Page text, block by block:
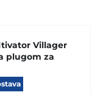
Villager
plugom za